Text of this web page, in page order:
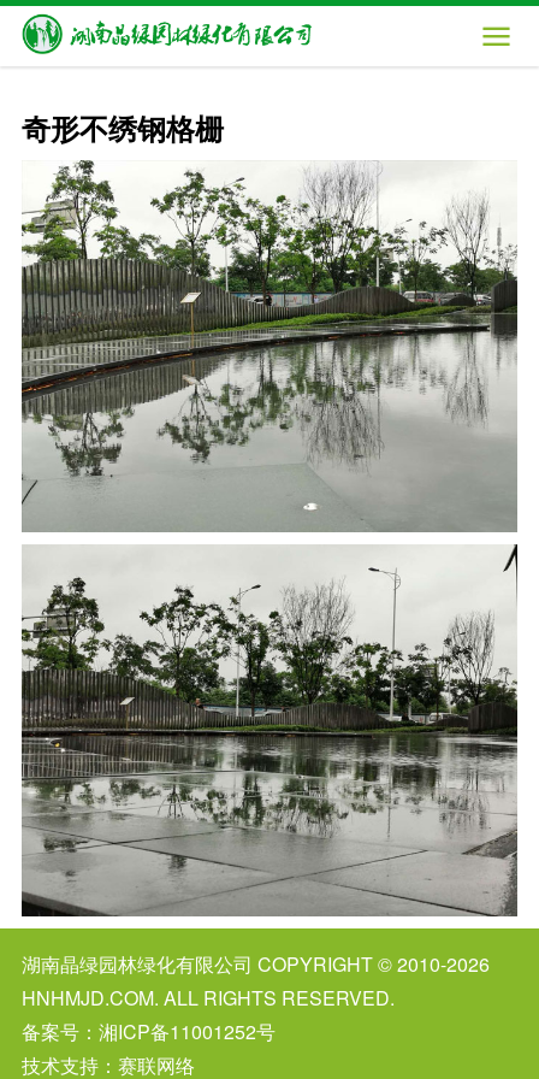

奇形不绣钢格栅
湖南晶绿园林绿化有限公司 COPYRIGHT © 2010-2026
HNHMJD.COM. ALL RIGHTS RESERVED.
备案号： 湘ICP备11001252号
技术支持：赛联网络